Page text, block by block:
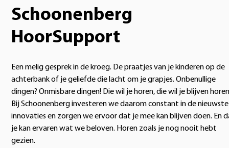
Schoonenberg
HoorSupport
Een melig gesprek in de kroeg. De praatjes van je kinderen op de
achterbank of je geliefde die lacht om je grapjes. Onbenullige
dingen? Onmisbare dingen! Die wil je horen, die wil je blijven
Bij Schoonenberg investeren we daarom constant in de nieuwste
innovaties en zorgen we ervoor dat je mee kan blijven doen. En
je kan ervaren wat we beloven. Horen zoals je nog nooit hebt
gezien.